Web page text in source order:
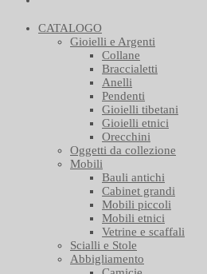
CATALOGO
Gioielli e Argenti
Collane
Braccialetti
Anelli
Pendenti
Gioielli tibetani
Gioielli etnici
Orecchini
Oggetti da collezione
Mobili
Bauli antichi
Cabinet grandi
Mobili piccoli
Mobili etnici
Vetrine e scaffali
Scialli e Stole
Abbigliamento